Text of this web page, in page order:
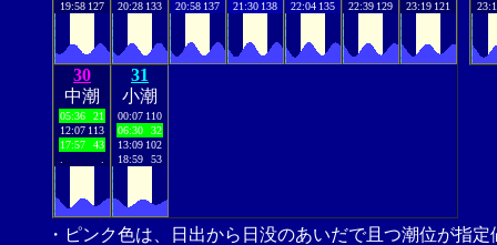
19:58 127
20:28 133
20:58 137
21:30 138
22:04 135
22:39 129
23:19 121
30
中潮
05:36
21
12:07 113
17:57
43
31
小潮
00:07 110
06:30
32
13:09 102
18:59
53
・ピンク色は、日出から日没のあいだで且つ潮位が指